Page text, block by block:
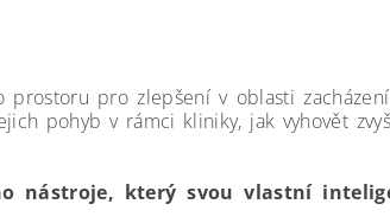
pro zlepšení v oblasti
pohyb v rámci kliniky, jak vyhovět
nástroje, který svou vlastní